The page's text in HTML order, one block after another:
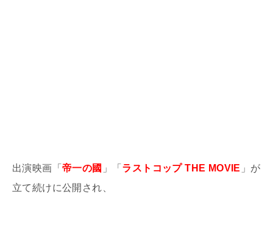
出演映画「 帝一の國 」「 ラストコップ THE MOVIE 」が
立て続けに公開され、